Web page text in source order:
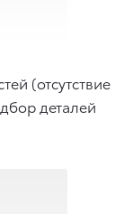
(отсутствие
деталей